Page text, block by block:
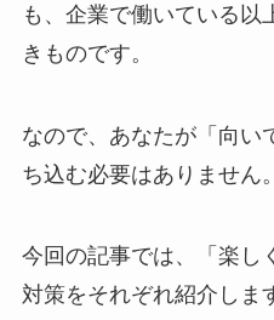
も、企業で働いている以
きものです。
なので、あなたが「向い
ち込む必要はありません。
今回の記事では、「楽し
対策をそれぞれ紹介しま